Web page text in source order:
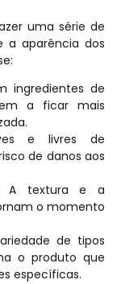
uma série de
a aparência dos
ingredientes de
a ficar mais
e livres de
de danos aos
A textura e a
o momento
de tipos
o produto que
específicas.